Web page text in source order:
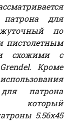
для
по
пистолетным
схожими с
Кроме
патрона
который
5.56х45